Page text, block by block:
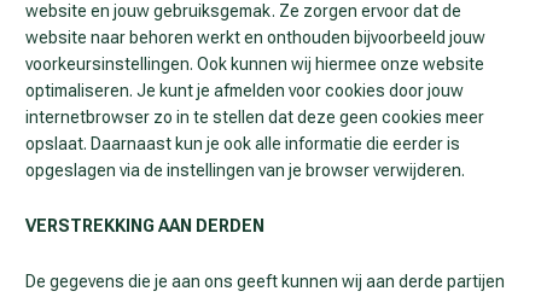
website en jouw gebruiksgemak. Ze zorgen ervoor dat de
website naar behoren werkt en onthouden bijvoorbeeld jouw
voorkeursinstellingen. Ook kunnen wij hiermee onze website
optimaliseren. Je kunt je afmelden voor cookies door jouw
internetbrowser zo in te stellen dat deze geen cookies meer
opslaat. Daarnaast kun je ook alle informatie die eerder is
opgeslagen via de instellingen van je browser verwijderen.
VERSTREKKING AAN DERDEN
De gegevens die je aan ons geeft kunnen wij aan derde partijen